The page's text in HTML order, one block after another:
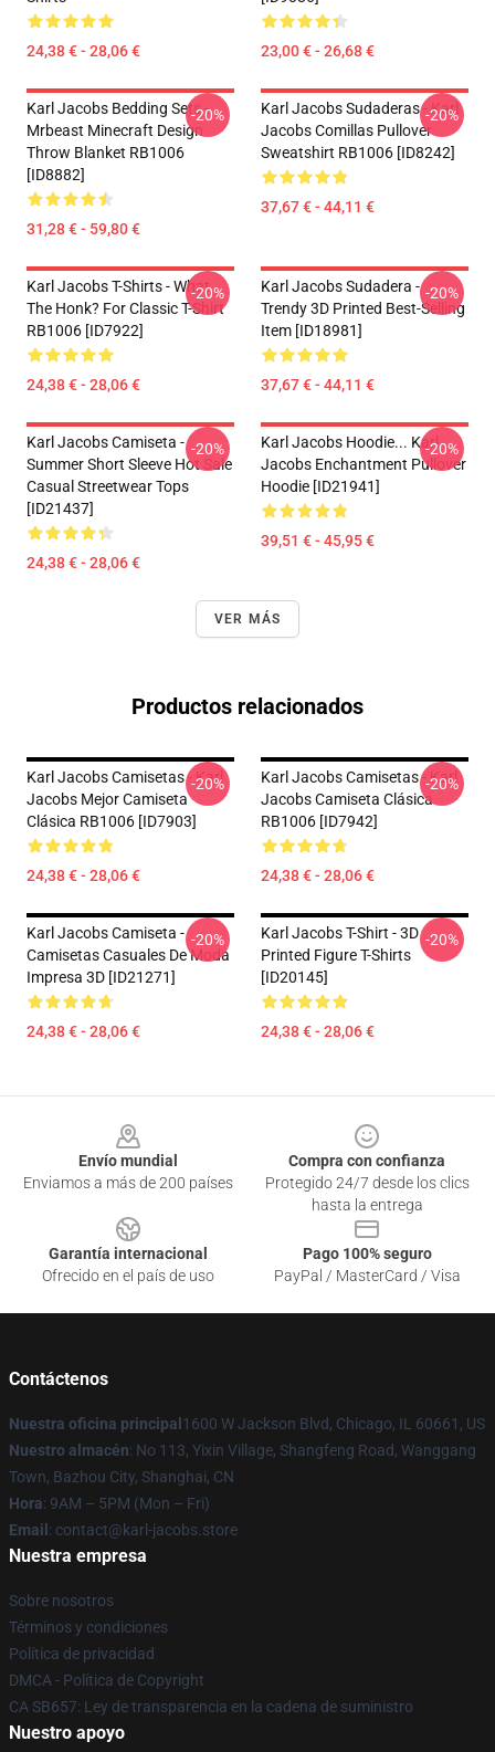
24,38 € - 28,06 € 23,00 € - 26,68 €
Karl Jacobs Bedding Sets -
Mrbeast Minecraft Design
Throw Blanket RB1006
[ID8882]
31,28 € - 59,80 €
-20%
Karl Jacobs Sudaderas - Karl
Jacobs Comillas Pullover
Sweatshirt RB1006 [ID8242]
37,67 € - 44,11 €
-20%
Karl Jacobs T-Shirts - What
The Honk? For Classic T-Shirt
RB1006 [ID7922]
24,38 € - 28,06 €
-20%
Karl Jacobs Sudadera -
Trendy 3D Printed Best-Selling
Item [ID18981]
37,67 € - 44,11 €
-20%
Karl Jacobs Camiseta -
Summer Short Sleeve Hot Sale
Casual Streetwear Tops
[ID21437]
24,38 € - 28,06 €
-20%
Karl Jacobs Hoodie... Karl
Jacobs Enchantment Pullover
Hoodie [ID21941]
39,51 € - 45,95 €
-20%
VER MÁS
Productos relacionados
Karl Jacobs Camisetas - Karl
Jacobs Mejor Camiseta
Clásica RB1006 [ID7903]
24,38 € - 28,06 €
-20%
Karl Jacobs Camisetas - Karl
Jacobs Camiseta Clásica
RB1006 [ID7942]
24,38 € - 28,06 €
-20%
Karl Jacobs Camiseta -
Camisetas Casuales De Moda
Impresa 3D [ID21271]
24,38 € - 28,06 €
-20%
Karl Jacobs T-Shirt - 3D
Printed Figure T-Shirts
[ID20145]
24,38 € - 28,06 €
-20%
Envío mundial
Enviamos a más de 200 países
Compra con confianza
Protegido 24/7 desde los clics
hasta la entrega
Garantía internacional
Ofrecido en el país de uso
Pago 100% seguro
PayPal / MasterCard / Visa
Contáctenos
Nuestra oficina principal 1600 W Jackson Blvd, Chicago, IL 60661, US
Nuestro almacén: No 113, Yixin Village, Shangfeng Road, Wanggang
Town, Bazhou City, Shanghai, CN
Hora: 9AM – 5PM (Mon – Fri)
Email : contact@karl-jacobs.store
Nuestra empresa
Sobre nosotros
Términos y condiciones
Política de privacidad
DMCA - Política de Copyright
CA SB657: Ley de transparencia en la cadena de suministro
Nuestro apoyo